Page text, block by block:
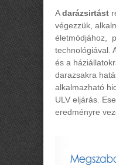
Adarázsirtást
végezzük,
életmódjához,
technológiával.
és a
darazsakra
alkalmazható
ULV eljárás.
eredményre